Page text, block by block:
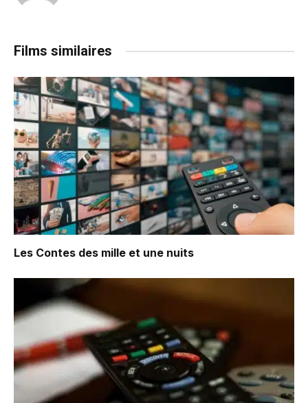
Films similaires
Les Contes des mille et une nuits